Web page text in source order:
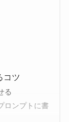
コツ
る
ロンプトに書